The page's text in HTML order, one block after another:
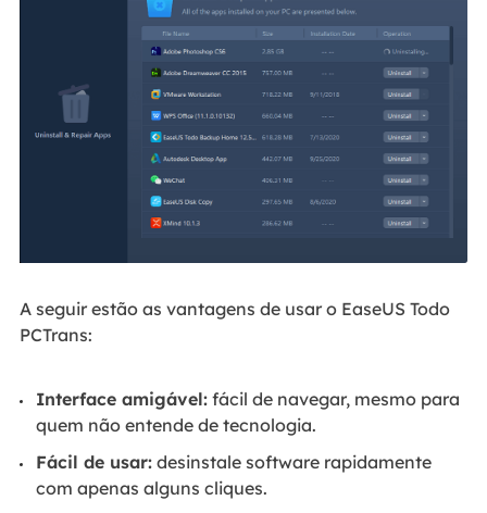
A seguir estão as vantagens de usar o EaseUS Todo
PCTrans:
Interface amigável:fácil de navegar, mesmo para
quem não entende de tecnologia.
Fácil de usar:desinstale software rapidamente
com apenas alguns cliques.